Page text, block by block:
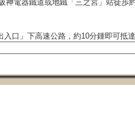
神電器鐵道或地鐵「三之宮」站徒歩
入口」下高速公路，約10分鍾即可抵